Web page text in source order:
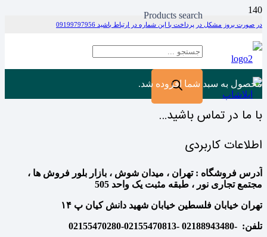
در صورت بروز مشکل در پرداخت با این شماره در ارتباط باشید 09199797956
Products search
محصول به سبد شما افزوده شد.
با ما در تماس باشید…
اطلاعات کاربردی
آدرس فروشگاه : تهران ، میدان شوش ، بازار بلور فروش ها ،
مجتمع تجاری نور ، طبقه مثبت یک واحد 505
تهران خیابان فلسطین خیابان شهید دانش کیان پ ۱۴
تلفن: -02188943480 -02155470813-02155470280